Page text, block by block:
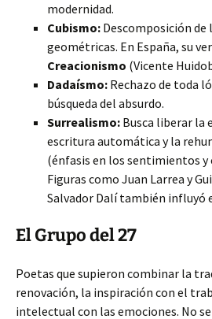
modernidad.
Cubismo: Descomposición
geométricas. En España, su
Creacionismo (Vicente
Dadaísmo: Rechazo de toda
búsqueda del absurdo.
Surrealismo: Busca liberar la
escritura automática y la
(énfasis en los sentimientos y
Figuras como Juan Larrea y
Salvador Dalí también
El Grupo del 27
Poetas que supieron combinar la
renovación, la inspiración con el
intelectual con las emociones. No